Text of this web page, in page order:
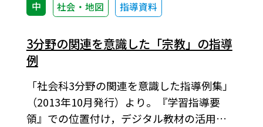
中 社会・地図 指導資料
3分野の関連を意識した「宗教」の指導
例
「社会科3分野の関連を意識した指導例集」
（2013年10月発行）より。『学習指導要
領』での位置付け，デジタル教材の活用